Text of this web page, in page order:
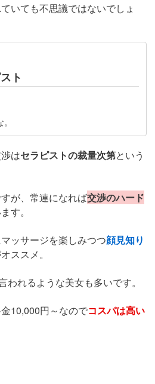
いても不思議ではないでしょ
ト
はセラピストの裁量次第という
が、常連になれば交渉のハード
す。
ッサージを楽しみつつ顔見知り
ススメ。
われるような美女も多いです。
10,000円～なのでコスパは高い